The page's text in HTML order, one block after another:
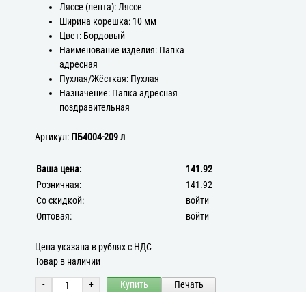
Ляссе (лента): Ляссе
Ширина корешка: 10 мм
Цвет: Бордовый
Наименование изделия: Папка
адресная
Пухлая/Жёсткая: Пухлая
Назначение: Папка адресная
поздравительная
Артикул: ПБ4004-209 л
Ваша цена:
141.92
Розничная:
141.92
Со скидкой:
войти
Оптовая:
войти
Цена указана в рублях с НДС
Товар в наличии
- + Купить Печать